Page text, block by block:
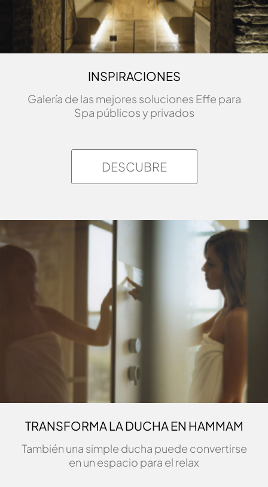
INSPIRACIONES
Galería de las mejores soluciones Effe para
Spa públicos y privados
DESCUBRE
TRANSFORMA LA DUCHA EN HAMMAM
También una simple ducha puede convertirse
en un espacio para el relax